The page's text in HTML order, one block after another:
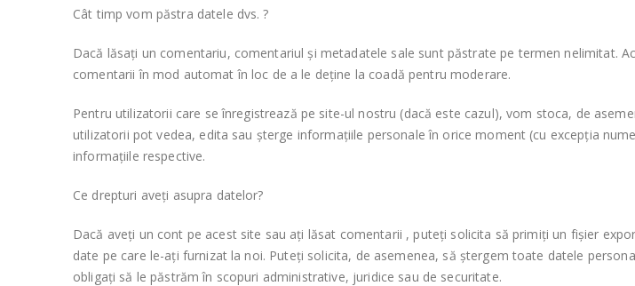
Cât timp vom păstra datele dvs. ?
Dacă lăsați un comentariu, comentariul și metadatele sale sunt păstrate pe termen nelimitat.
comentarii în mod automat în loc de a le deține la coadă pentru moderare.
Pentru utilizatorii care se înregistrează pe site-ul nostru (dacă este cazul), vom stoca, de
utilizatorii pot vedea, edita sau șterge informațiile personale în orice moment (cu excepția
informațiile respective.
Ce drepturi aveți asupra datelor?
Dacă aveți un cont pe acest site sau ați lăsat comentarii , puteți solicita să primiți un fișier
date pe care le-ați furnizat la noi. Puteți solicita, de asemenea, să ștergem toate datele
obligați să le păstrăm în scopuri administrative, juridice sau de securitate.